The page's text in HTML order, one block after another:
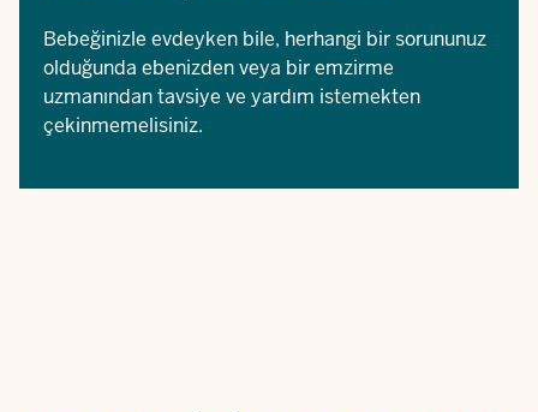
Bebeğinizle evdeyken bile, herhangi bir sorununuz
olduğunda ebenizden veya bir emzirme
uzmanından tavsiye ve yardım istemekten
çekinmemelisiniz.